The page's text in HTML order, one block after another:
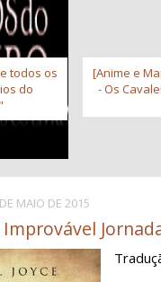
todos os
do
[Anime e
- Os
MAIO DE 2015